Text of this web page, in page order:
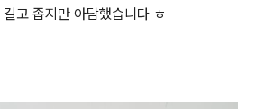
고 좁지만 아담했습니다 ㅎ